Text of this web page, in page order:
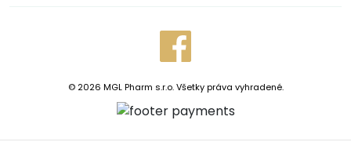
© 2026 MGL Pharm s.r.o. Všetky práva vyhradené.